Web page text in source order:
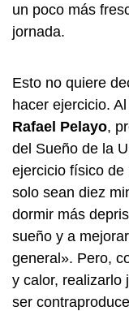
un poco más
jornada.
Esto no quiere
hacer ejercicio.
Rafael Pelayo,
del Sueño de la
ejercicio físico de
solo sean diez
dormir más
sueño y a
general». Pero,
y calor, realizarlo
ser